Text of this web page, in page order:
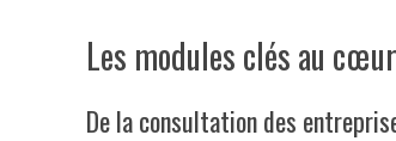
Les modules clés au
De la consultation des